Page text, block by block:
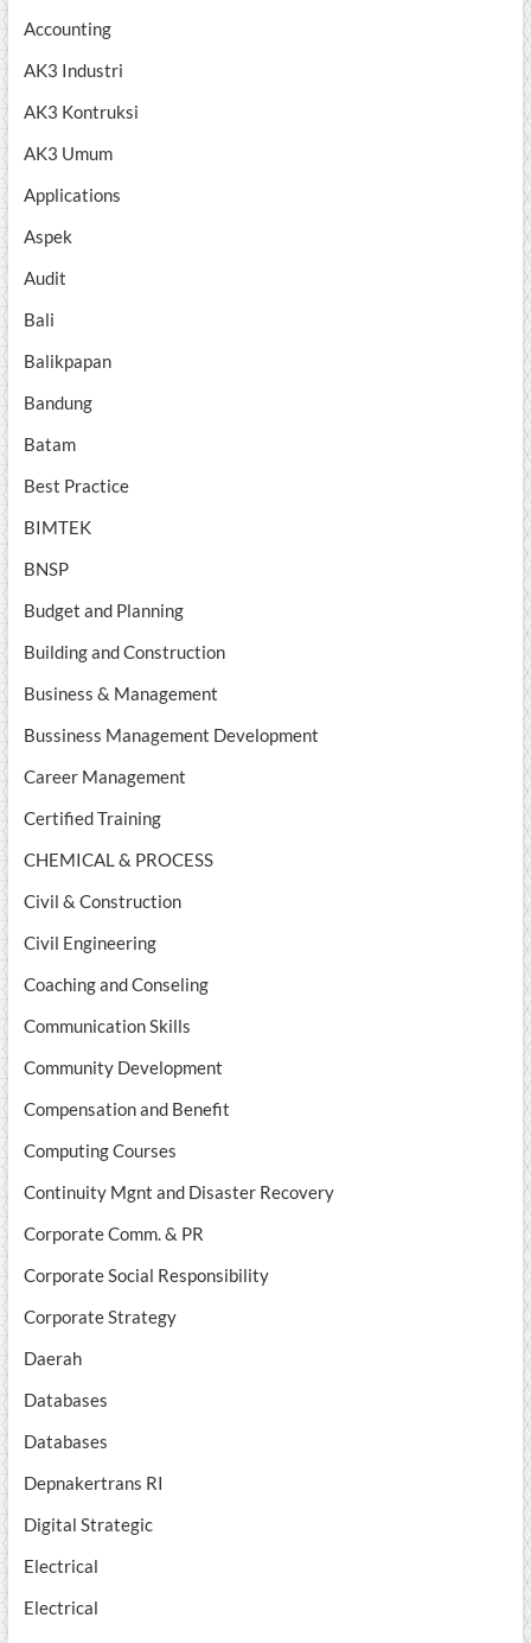
Accounting
AK3 Industri
AK3 Kontruksi
AK3 Umum
Applications
Aspek
Audit
Bali
Balikpapan
Bandung
Batam
Best Practice
BIMTEK
BNSP
Budget and Planning
Building and Construction
Business & Management
Bussiness Management Development
Career Management
Certified Training
CHEMICAL & PROCESS
Civil & Construction
Civil Engineering
Coaching and Conseling
Communication Skills
Community Development
Compensation and Benefit
Computing Courses
Continuity Mgnt and Disaster Recovery
Corporate Comm. & PR
Corporate Social Responsibility
Corporate Strategy
Daerah
Databases
Databases
Depnakertrans RI
Digital Strategic
Electrical
Electrical